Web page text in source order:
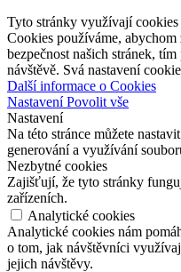
Tyto stránky využívají cookies
Cookies používáme,
bezpečnost našich stránek,
návštěvě. Svá nastavení
Další informace o Cookies
NastaveníPovolit vše
Nastavení
Na této stránce můžete
generování a využívání
Nezbytné cookies
Zajišťují, že tyto stránky
zařízeních.
Analytické cookies
Analytické cookies nám
o tom, jak návštěvníci
jejich návštěvy.